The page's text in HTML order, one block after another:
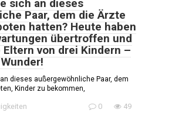
sich an dieses
Paar, dem die Ärzte
hatten? Heute haben
übertroffen und
von drei Kindern –
dieses außergewöhnliche Paar, dem
Kinder zu bekommen,
0 49